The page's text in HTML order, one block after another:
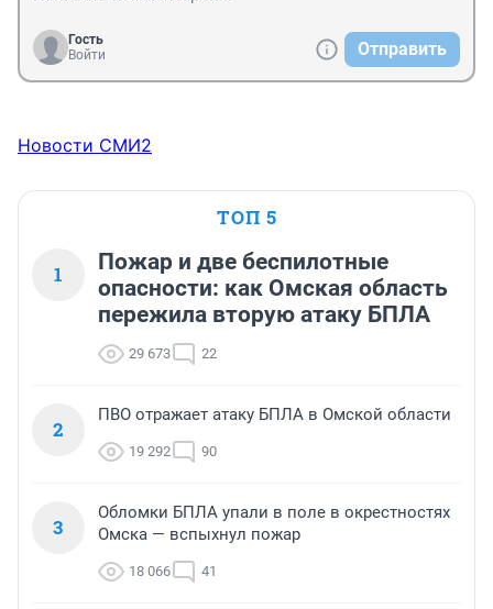
Гость
Войти
Отправить
Новости СМИ2
ТОП 5
1
Пожар и две беспилотные
опасности: как Омская область
пережила вторую атаку БПЛА
29 673 22
2
ПВО отражает атаку БПЛА в Омской области
19 292 90
3
Обломки БПЛА упали в поле в окрестностях
Омска — вспыхнул пожар
18 066 41